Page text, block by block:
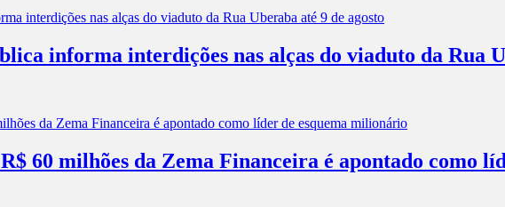
informa interdições nas alças do viaduto da Rua
60 milhões da Zema Financeira é apontado como